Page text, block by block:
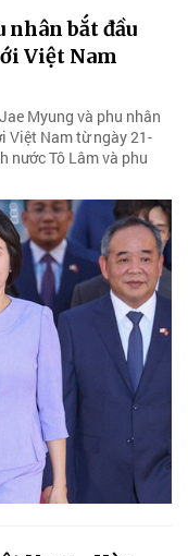
nhân bắt đầu
Việt Nam
Myung và phu nhân
Việt Nam từ ngày 21-
nước Tô Lâm và phu